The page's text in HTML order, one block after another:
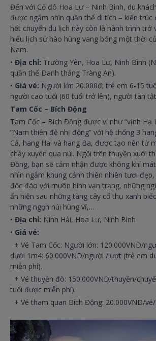
Đến với Cố đô Hoa Lư – Ninh Bình, du
được ngắm nhìn quần thể di tích – kiến trúc
hết chuyến du lịch này còn là hành trình trở
hiểu lịch sử hào hùng vang bóng một thời
Nam.
• Địa chỉ: Trường Yên, Hoa Lư, Ninh Bình
quần thể Danh thắng Tràng An).
• Giá vé: Người lớn 20.000đ; trẻ em 6-15
người cao tuổi (60 tuổi trở lên), người tàn
Tam Cốc – Bích Động
Tam Cốc – Bích Động được ví như “vịnh Hạ
“Nam thiên đệ nhị động” với hệ thống 3
Cả, hang Hai và hang Ba, được tạo nên từ
chảy xuyên qua núi. Ngồi trên thuyền xuôi
Đồng, bạn sẽ cảm nhận được không khí
nhìn ngắm khung cảnh thiên nhiên tươi
độc đáo với muôn hình vạn trạng, những
ẩn hiện sau những tàng cây cổ thụ xanh
những ngọn núi hùng vĩ,…
• Địa chỉ: Ninh Hải, Hoa Lư, Ninh Bình
• Giá vé:
+ Vé Tam Cốc: Người lớn: 120.000VND/
dưới 1m4: 60.000VND/người /lượt (trẻ em
miễn phí).
+ Vé thuyền đò: 150.000VND/thuyền/
tuổi được miễn phí).
+ Vé tham quan Bích Động: 20.000VND/